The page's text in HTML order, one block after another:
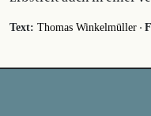
Text: Thomas Winkelmüller ·